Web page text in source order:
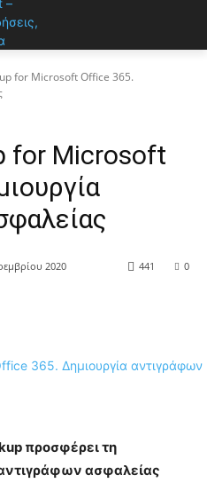
for Microsoft Office 365.
for Microsoft
2020 0
441
προσφέρει τη
ασφαλείας